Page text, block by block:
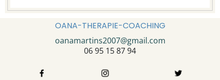
OANA-THERAPIE-COACHING
oanamartins2007@gmail.com
06 95 15 87 94